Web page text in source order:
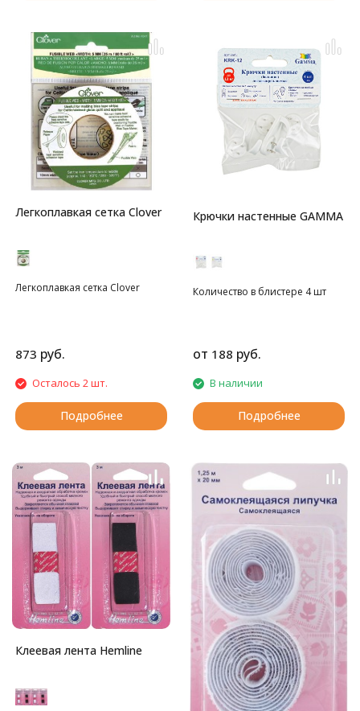
метров, цвет - прозрачная.
Эластичная нить (резинка) для
вязания, в упаковке 1 катушка
(200м). Материал: 100%
эластан. Вспомогательная
невидимая нить
предотвращает растягивание в
области воротников и манжет.
Легкоплавкая сетка Clover
Легкоплавкая сетка Clover
873 руб.
Осталось 2 шт.
Подробнее
Крючки настенные GAMMA
Количество в блистере 4 шт
от 188 руб.
В наличии
Подробнее
Клеевая лента Hemline